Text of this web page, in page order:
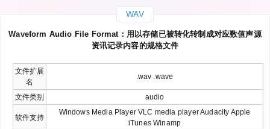
WAV
Waveform Audio File Format：用以存储已被转化转制成对应数值声源
资讯记录内容的规格文件
文件扩展
名
.wav .wave
文件类别 audio
软件支持
Windows Media Player VLC media player Audacity Apple
iTunes Winamp